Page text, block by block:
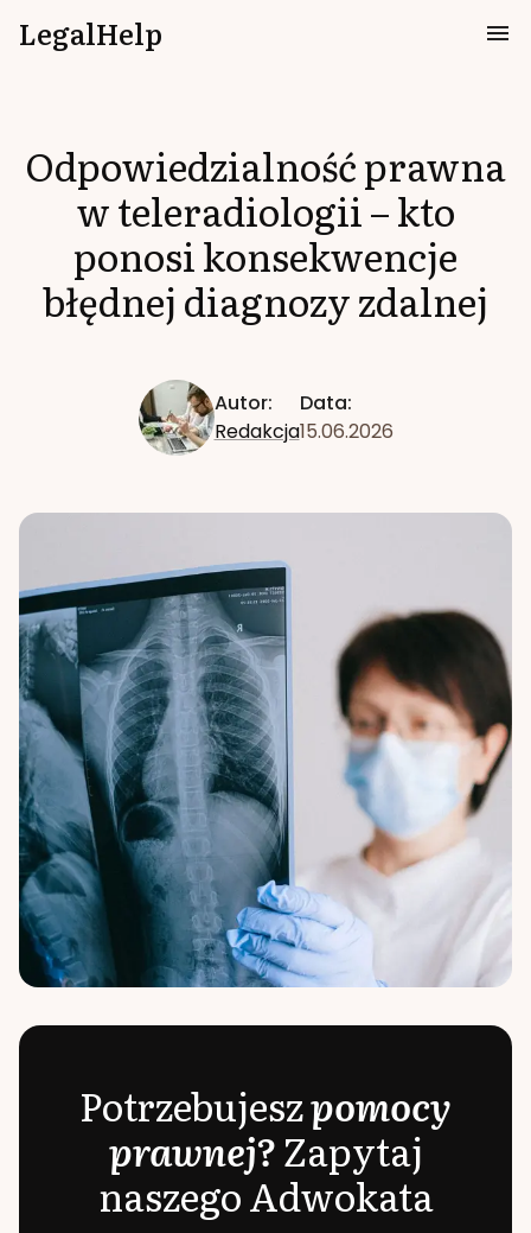
LegalHelp
Odpowiedzialność prawna
w teleradiologii – kto
ponosi konsekwencje
błędnej diagnozy zdalnej
Autor:
Redakcja
Data:
15.06.2026
Potrzebujeszpomocy
prawnej?Zapytaj
naszego Adwokata